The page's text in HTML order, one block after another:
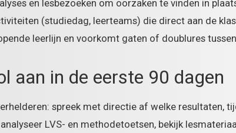
en lesbezoeken om oorzaken te vinden in
(studiedag, leerteams) die direct aan de
leerlijn en voorkomt gaten of doublures
aan in de eerste 90 dagen
spreek met directie af welke resultaten,
LVS- en methodetoetsen, bekijk